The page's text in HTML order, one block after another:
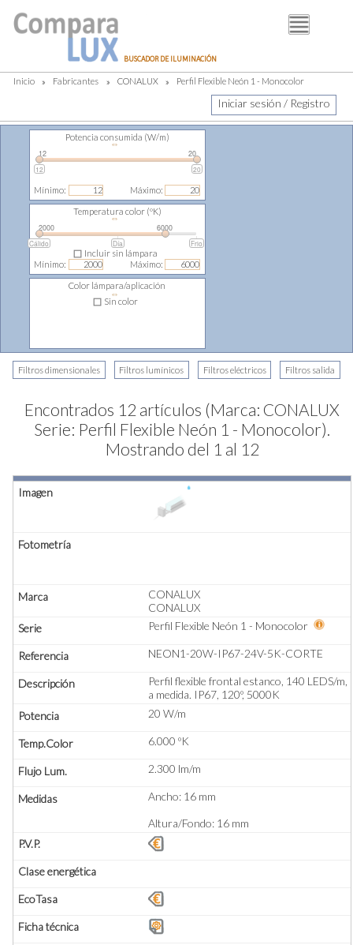
BUSCADOR DE ILUMINACIÓNBUSCADOR
FABRICANTES
DISTRIBUIDORES
PIM
LUMINOTECNIA
Inicio » Fabricantes » CONALUX » Perfil Flexible Neón 1 - Monocolor
Iniciar sesión / Registro
Potencia consumida (W/m)
12
20
12 20
⇔
Mínimo: Máximo:
Temperatura color (ºK)
2000
6000
Cálido Día Frio
⇔
Mínimo: Máximo:
Incluir sin lámpara
Color lámpara/aplicación
⇔
Sin color
Encontrados 12 artículos (Marca: CONALUX
Serie: Perfil Flexible Neón 1 - Monocolor).
Mostrando del 1 al 12
CONALUX
CONALUX
Perfil Flexible Neón 1 - Monocolor
NEON1-20W-IP67-24V-5K-CORTE
Perfil flexible frontal estanco, 140 LEDS/m,
a medida. IP67, 120º, 5000K
20 W/m
6.000 ºK
2.300 lm/m
Ancho: 16 mm
Altura/Fondo: 16 mm